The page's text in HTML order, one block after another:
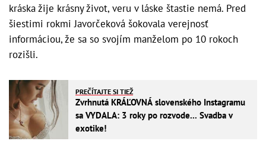
kráska žije krásny život, veru v láske štastie nemá. Pred
šiestimi rokmi Javorčeková šokovala verejnosť
informáciou, že sa so svojím manželom po 10 rokoch
rozišli.
PREČÍTAJTE SI TIEŽ
Zvrhnutá KRÁĽOVNÁ slovenského Instagramu
sa VYDALA: 3 roky po rozvode... Svadba v
exotike!